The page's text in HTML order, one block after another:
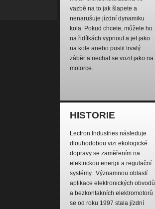
vazbě na to jak šlapete a
nenarušuje jízdní dynamiku
kola. Pokud chcete, můžete ho
na řidítkách vypnout a jet jako
na kole anebo pustit trvalý
záběr a nechat se vozit jako na
motorce.
HISTORIE
Lectron Industries následuje
dlouhodobou vizi ekologické
dopravy se zaměřením na
elektrickou energii a regulační
systémy. Významnou oblastí
aplikace elektronických obvodů
a bezkontakních elektromotorů
se od roku 1997 stala jízdní